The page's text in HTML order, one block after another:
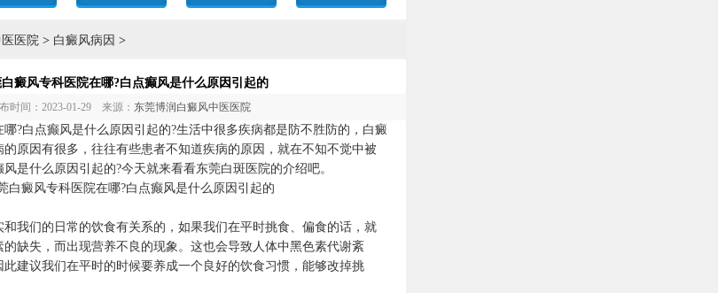
医院 > 白癜风病因 >
癜风专科医院在哪?白点癫风是什么原因引起的
时间：2023-01-29 来源： 东莞博润白癜风中医医院
白点癫风是什么原因引起的?生活中很多疾病都是防不胜防的，白癜
原因有很多，往往有些患者不知道疾病的原因，就在不知不觉中被
是什么原因引起的?今天就来看看东莞白斑医院的介绍吧。
们的日常的饮食有关系的，如果我们在平时挑食、偏食的话，就
缺失，而出现营养不良的现象。这也会导致人体中黑色素代谢紊
建议我们在平时的时候要养成一个良好的饮食习惯，能够改掉挑